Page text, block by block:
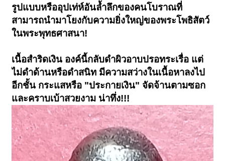
รูปแบบหรืออุปเท่ห์อันล้ำลึกของคนโบราณที่
สามารถนำมาโยงกับความยิ่งใหญ่ของพระโพธิสัตว์
ในพระพุทธศาสนา!
เนื้อสำริดเงิน องค์นี้กลับดำผิวอาบปรอทระเรื่อ แต่
ไม่ดำด้านหรือดำสนิท มีความสว่างในเนื้อหาลงไป
อีกชั้น กระแสหรือ "ประกายเงิน" จัดจ้านตามซอก
และคราบเบ้าสวยงาม น่าทึ่ง!!!